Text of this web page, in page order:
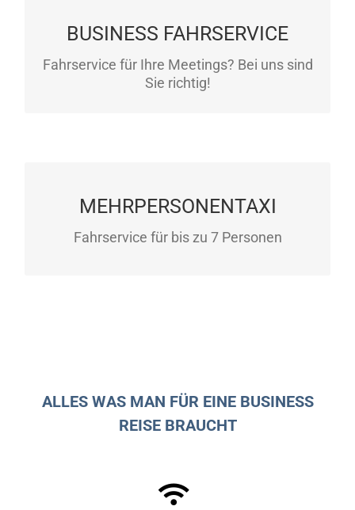
BUSINESS FAHRSERVICE
Fahrservice für Ihre Meetings? Bei uns sind
Sie richtig!
Mit uns sind Sie rund um die Uhr mobil –
angepasst an Ihre Wünsche!
MEHRPERSONENTAXI
Fahrservice für bis zu 7 Personen
Mercedes Benz können Sie mit bis zu 7
Personen befördert werden!
ALLES WAS MAN FÜR EINE BUSINESS
REISE BRAUCHT